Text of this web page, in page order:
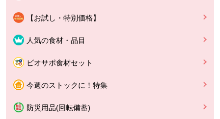
【お試し・特別価格】
人気の食材・品目
ビオサポ食材セット
今週のストックに！特集
防災用品(回転備蓄)